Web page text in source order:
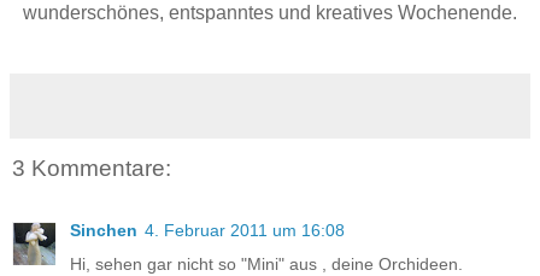
wunderschönes, entspanntes und kreatives Wochenende.
3 Kommentare:
Sinchen 4. Februar 2011 um 16:08
Hi, sehen gar nicht so "Mini" aus , deine Orchideen.